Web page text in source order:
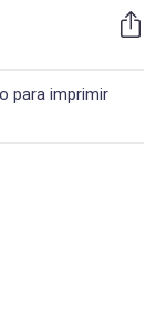
para imprimir